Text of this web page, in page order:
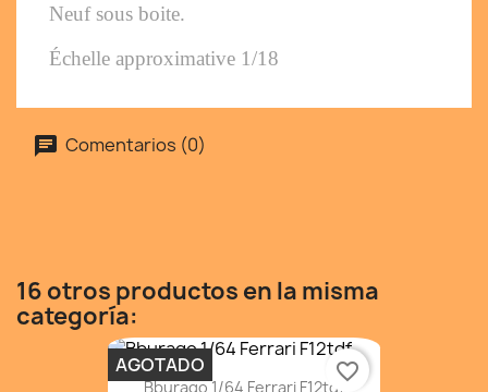
Neuf sous boite.
Échelle approximative 1/18
Comentarios (0)
16 otros productos en la misma
categoría:
Bburago 1/64 Ferrari F12tdf
AGOTADO favorite_border